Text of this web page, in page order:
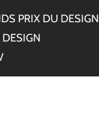
PRIX DU DESIGN
DESIGN